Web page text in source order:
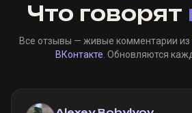
Что говорят
Все отзывы — живые комментарии из
ВКонтакте . Обновляются